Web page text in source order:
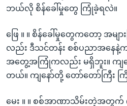
ဘယ်လို စိန်ခေါ်မှုတွေ ကြုံခဲ့ရလဲ။
ဖြေ ။ ။ စိန်ခေါ်မှုတွေကတော့ အမျ
လည်း ဒီသင်တန်း စစ်ပညာအနေနဲ့က
အတွေ့အကြုံကလည်း မရှိဘူး။ ကျ‌န
တယ်။ ကျနော်တို့ တော်တော်ကြီး ကြို
မေး ။ ။ စစ်အာဏာသိမ်းတဲ့အ